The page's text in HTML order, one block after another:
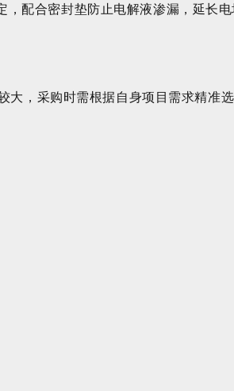
配合密封垫防止电解液渗漏，延长
，采购时需根据自身项目需求精准